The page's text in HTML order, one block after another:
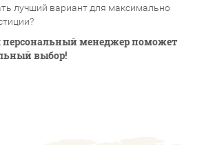
лучший вариант для максимально
менеджер поможет
выбор!